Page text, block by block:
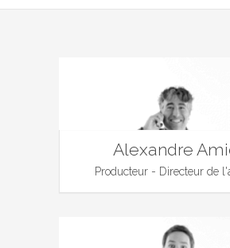
Alexandre
Producteur - Directeur de